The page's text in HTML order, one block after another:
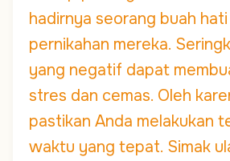
hadirnya seorang buah
pernikahan mereka.
yang negatif dapat
stres dan cemas. Oleh
pastikan Anda melakukan
waktu yang tepat. Simak